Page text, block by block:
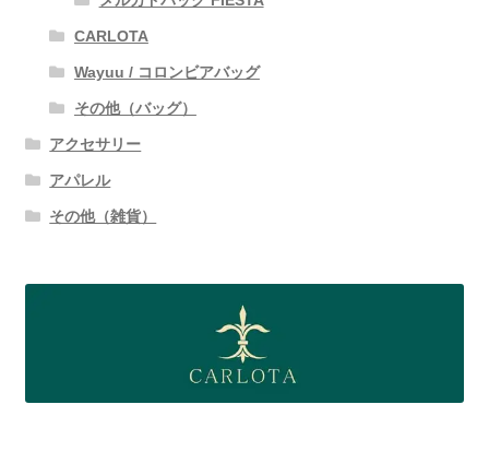
CARLOTA
Wayuu / コロンビアバッグ
その他（バッグ）
アクセサリー
アパレル
その他（雑貨）